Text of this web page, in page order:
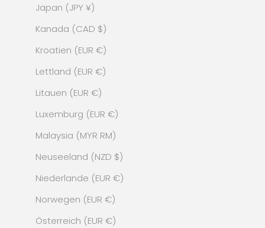
Japan (JPY ¥)
Kanada (CAD $)
Kroatien (EUR €)
Lettland (EUR €)
Litauen (EUR €)
Luxemburg (EUR €)
Malaysia (MYR RM)
Neuseeland (NZD $)
Niederlande (EUR €)
Norwegen (EUR €)
Österreich (EUR €)